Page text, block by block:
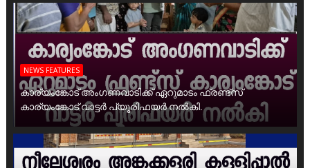
NEWS FEATURES
കാര്യംങ്കോട് അംഗണവാടിക്ക് ഏറുമാടം ഫ്രണ്ട്സ്
കാര്യംങ്കോട് വാട്ടർ പ്യൂരിഫയർ നൽകി.